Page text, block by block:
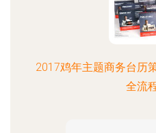
2017鸡年主题商务台历
全流